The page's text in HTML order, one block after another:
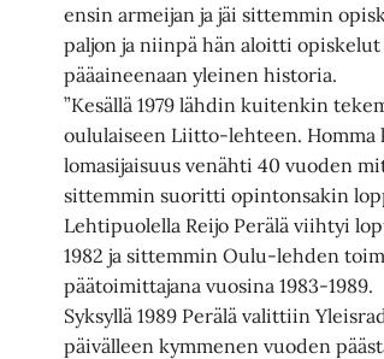
ensin armeijan ja jäi sittemmin
paljon ja niinpä hän aloitti
pääaineenaan yleinen historia.
”Kesällä 1979 lähdin kuitenkin
oululaiseen Liitto-lehteen. Homma
lomasijaisuus venähti 40 vuoden
sittemmin suoritti opintonsakin
Lehtipuolella Reijo Perälä viihtyi
1982 ja sittemmin Oulu-lehden
päätoimittajana vuosina 1983-1989.
Syksyllä 1989 Perälä valittiin
päivälleen kymmenen vuoden